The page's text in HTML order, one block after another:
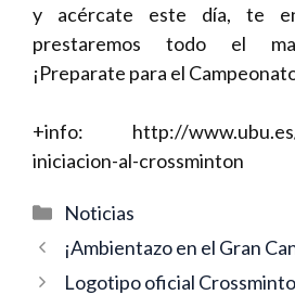
y acércate este día, te
prestaremos todo el
¡Preparate para el
+info: http://
iniciacion-al-crossminton
Categorías
Noticias
Navegación
de
¡Ambientazo en el Gran
Logotipo oficial